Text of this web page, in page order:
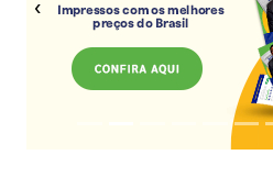
Previous